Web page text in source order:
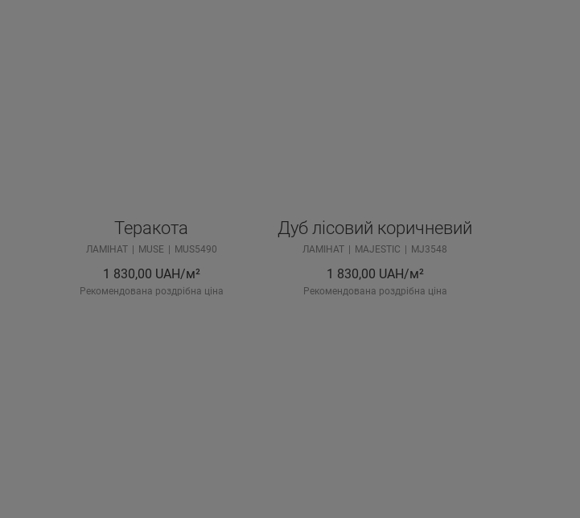
Теракота
ЛАМІНАТ MUSE MUS5490
1 830,00 UAH/м²
Рекомендована роздрібна ціна
Дуб лісовий коричневий
ЛАМІНАТ MAJESTIC MJ3548
1 830,00 UAH/м²
Рекомендована роздрібна ціна